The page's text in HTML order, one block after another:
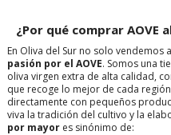
¿Por qué comprar AOVE
En Oliva del Sur no solo vendemos
pasión por el AOVE. Somos una
oliva virgen extra de alta calidad,
que recoge lo mejor de cada
directamente con pequeños
viva la tradición del cultivo y la
por mayor es sinónimo de: